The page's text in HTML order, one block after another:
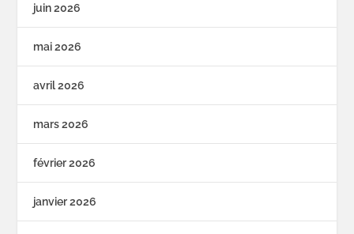
juin 2026
mai 2026
avril 2026
mars 2026
février 2026
janvier 2026